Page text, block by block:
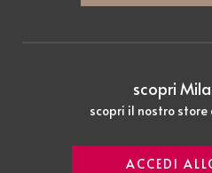
scopri
scopri il nostro
ACCEDI